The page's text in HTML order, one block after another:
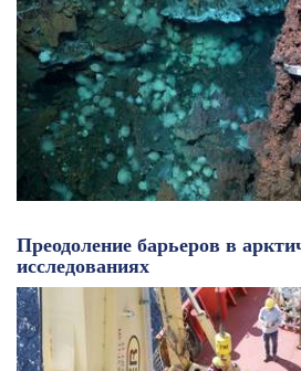
Преодоление барьеров в
исследованиях